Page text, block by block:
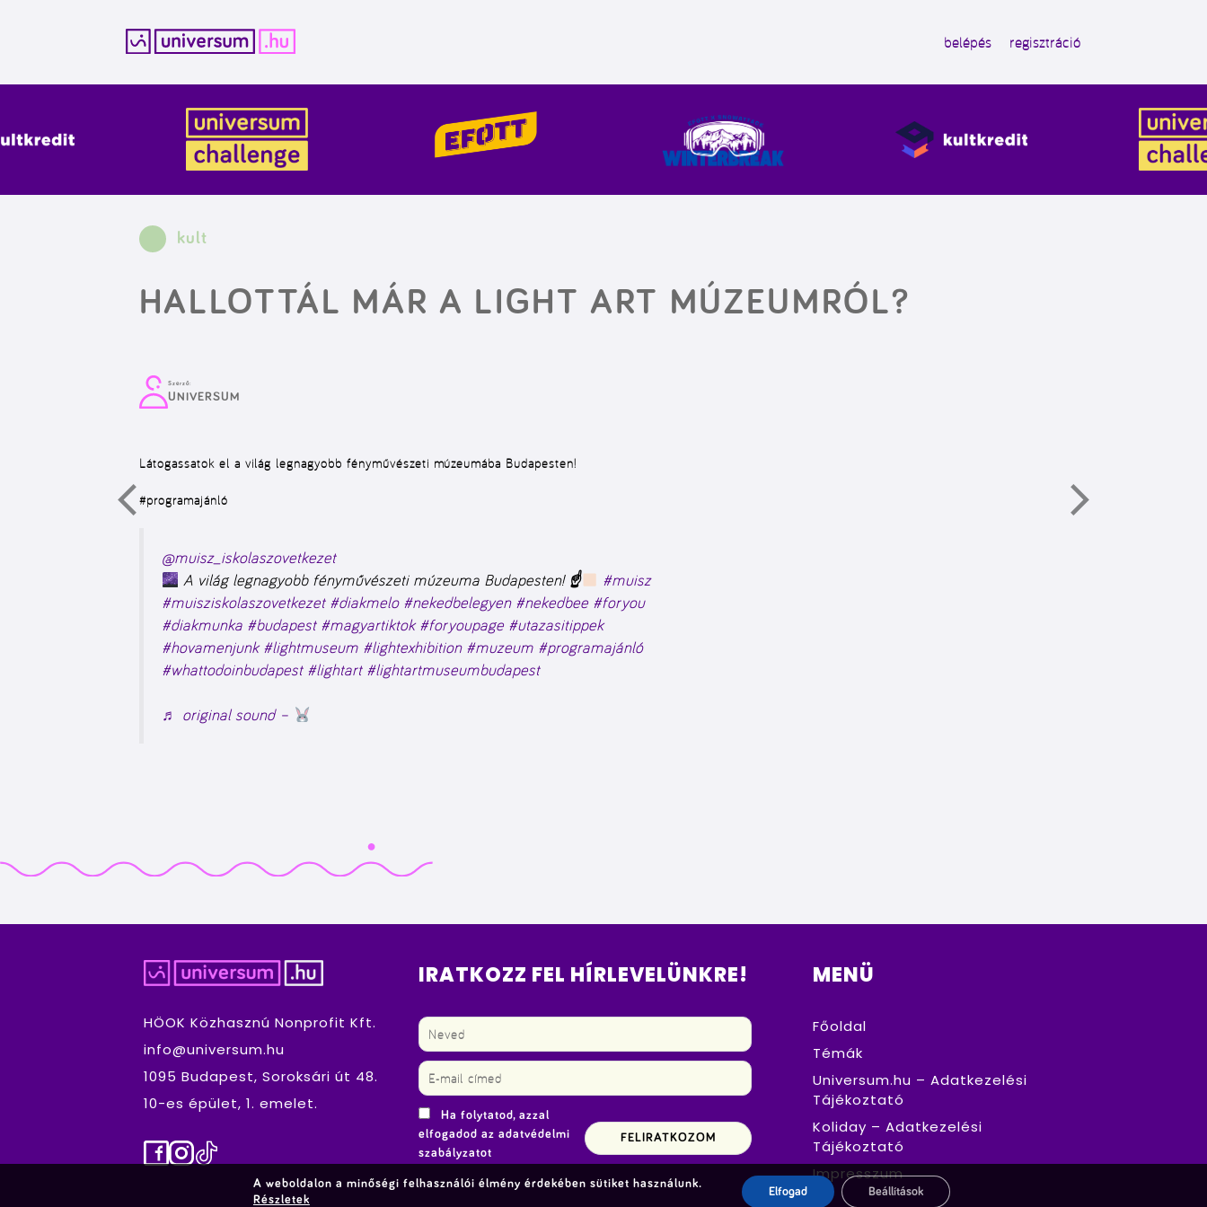
belépés regisztráció
kult
HALLOTTÁL MÁR A LIGHT ART MÚZEUMRÓL?
Szerző:
UNIVERSUM
Látogassatok el a világ legnagyobb fényművészeti múzeumába Budapesten!
#programajánló
@muisz_iskolaszovetkezet
A világ legnagyobb fényművészeti múzeuma Budapesten! ☝
#muisz
#muisziskolaszovetkezet #diakmelo #nekedbelegyen #nekedbee #foryou
#diakmunka #budapest #magyartiktok #foryoupage #utazasitippek
#hovamenjunk #lightmuseum #lightexhibition #muzeum #programajánló
#whattodoinbudapest #lightart #lightartmuseumbudapest
♬ original sound –
HÖOK Közhasznú Nonprofit Kft.
info@universum.hu
1095 Budapest, Soroksári út 48.
10-es épület, 1. emelet.
Facebook
Instagram
TikTok
IRATKOZZ FEL HÍRLEVELÜNKRE!
Ha folytatod, azzal
elfogadod az adatvédelmi
szabályzatot
MENÜ
Főoldal
Témák
Universum.hu – Adatkezelési
Tájékoztató
Koliday – Adatkezelési
Tájékoztató
Impresszum
A weboldalon a minőségi felhasználói élmény érdekében sütiket használunk.
Részletek
Elfogad Beállítások